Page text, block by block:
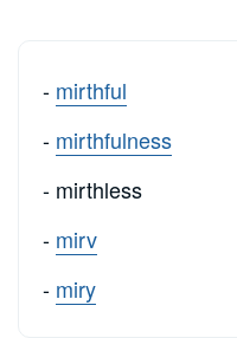
- mirthful
- mirthfulness
- mirthless
- mirv
- miry